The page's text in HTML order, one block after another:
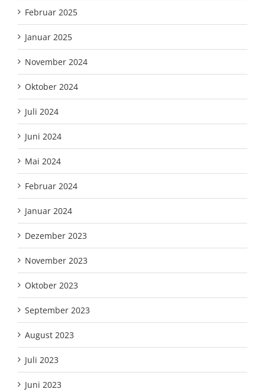
Februar 2025
Januar 2025
November 2024
Oktober 2024
Juli 2024
Juni 2024
Mai 2024
Februar 2024
Januar 2024
Dezember 2023
November 2023
Oktober 2023
September 2023
August 2023
Juli 2023
Juni 2023